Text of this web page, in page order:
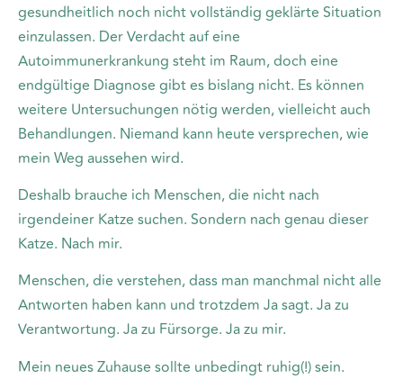
gesundheitlich noch nicht vollständig geklärte Situation
einzulassen. Der Verdacht auf eine
Autoimmunerkrankung steht im Raum, doch eine
endgültige Diagnose gibt es bislang nicht. Es können
weitere Untersuchungen nötig werden, vielleicht auch
Behandlungen. Niemand kann heute versprechen, wie
mein Weg aussehen wird.
Deshalb brauche ich Menschen, die nicht nach
irgendeiner Katze suchen. Sondern nach genau dieser
Katze. Nach mir.
Menschen, die verstehen, dass man manchmal nicht alle
Antworten haben kann und trotzdem Ja sagt. Ja zu
Verantwortung. Ja zu Fürsorge. Ja zu mir.
Mein neues Zuhause sollte unbedingt ruhig(!) sein.